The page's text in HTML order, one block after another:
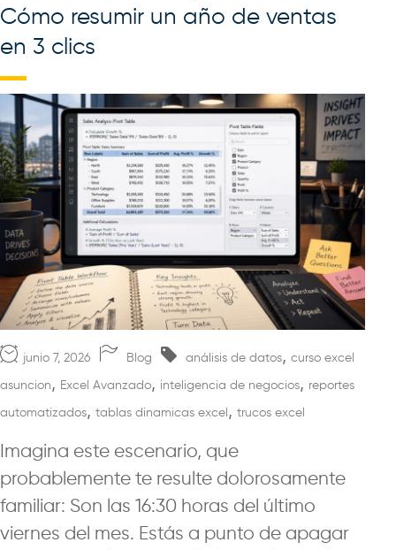
Cómo resumir un año de ventas
en 3 clics
junio 7, 2026 Blog análisis de datos, curso excel
asuncion , Excel Avanzado, inteligencia de negocios, reportes
automatizados, tablas dinamicas excel , trucos excel
Imagina este escenario, que
probablemente te resulte dolorosamente
familiar: Son las 16:30 horas del último
viernes del mes. Estás a punto de apagar